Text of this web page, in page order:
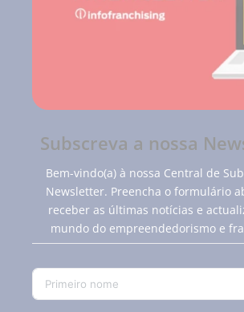
Subscreva a nossa
Bem-vindo(a) à nossa Central de
Newsletter. Preencha o formulário
receber as últimas notícias e
mundo do empreendedorismo e